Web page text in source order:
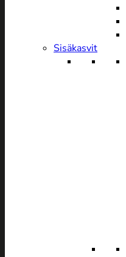
Sisäkasvit